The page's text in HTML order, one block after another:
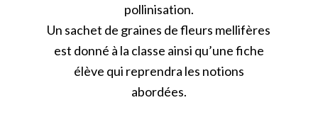
pollinisation.
Un sachet de graines de fleurs mellifères
est donné à la classe ainsi qu’une fiche
élève qui reprendra les notions
abordées.